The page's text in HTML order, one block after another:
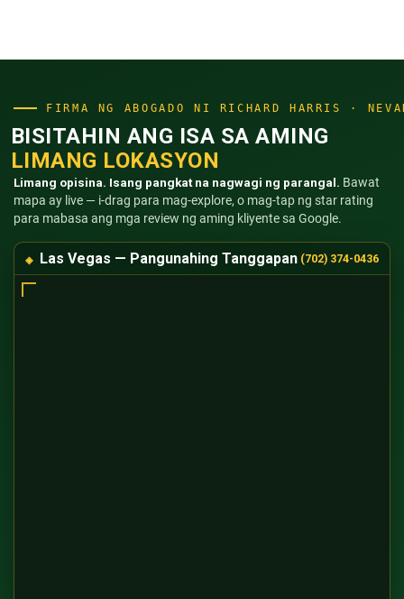
FIRMA NG ABOGADO NI RICHARD HARRIS ·
BISITAHIN ANG ISA SA AMING
LIMANG LOKASYON
Limang opisina. Isang pangkat na nagwagi ng parangal. Bawat
mapa ay live — i-drag para mag-explore, o mag-tap ng star rating
para mabasa ang mga review ng aming kliyente sa Google.
Las Vegas — Pangunahing Tanggapan (702) 374-0436